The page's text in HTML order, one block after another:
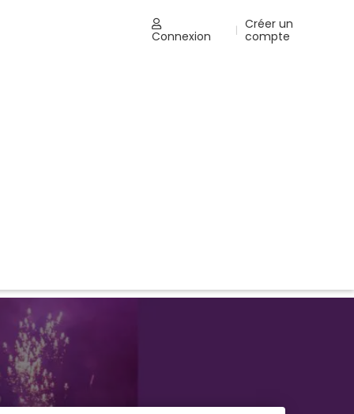
Connexion
Créer un
compte